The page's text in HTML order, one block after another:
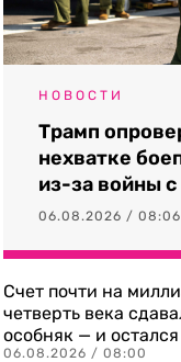
НОВОСТИ
Трамп
нехватке
из-за войны
06.08.2026 / 08:06
Счет почти на
четверть века
особняк — и
06.08.2026 / 08:00